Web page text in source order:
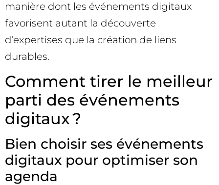
manière dont les événements digitaux
favorisent autant la découverte
d’expertises que la création de liens
durables.
Comment tirer le meilleur
parti des événements
digitaux ?
Bien choisir ses événements
digitaux pour optimiser son
agenda